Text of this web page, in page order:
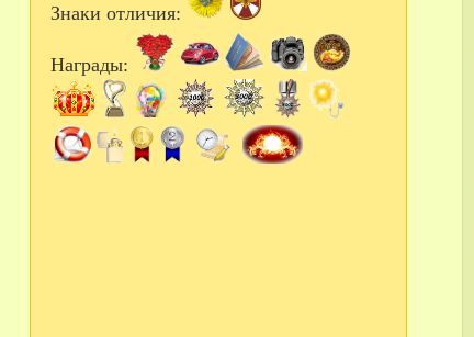
Знаки отличия:
Награды: